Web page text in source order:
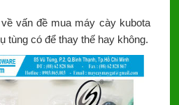
vấn đề mua máy cày kubota
tùng có để thay thế hay không.